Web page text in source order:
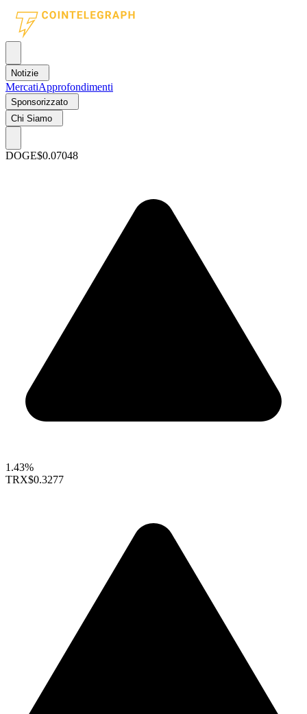
Notizie
MercatiApprofondimenti
Sponsorizzato
Chi Siamo
DOGE$0.07048
1.43%
TRX$0.3277